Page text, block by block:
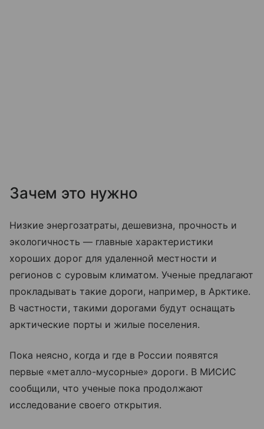
Зачем это нужно
Низкие энергозатраты, дешевизна, прочность и
экологичность — главные характеристики
хороших дорог для удаленной местности и
регионов с суровым климатом. Ученые предлагают
прокладывать такие дороги, например, в Арктике.
В частности, такими дорогами будут оснащать
арктические порты и жилые поселения.
Пока неясно, когда и где в России появятся
первые «металло-мусорные» дороги. В МИСИС
сообщили, что ученые пока продолжают
исследование своего открытия.